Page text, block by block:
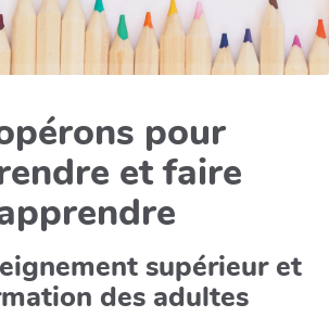
pour
et faire
supérieur et
des adultes